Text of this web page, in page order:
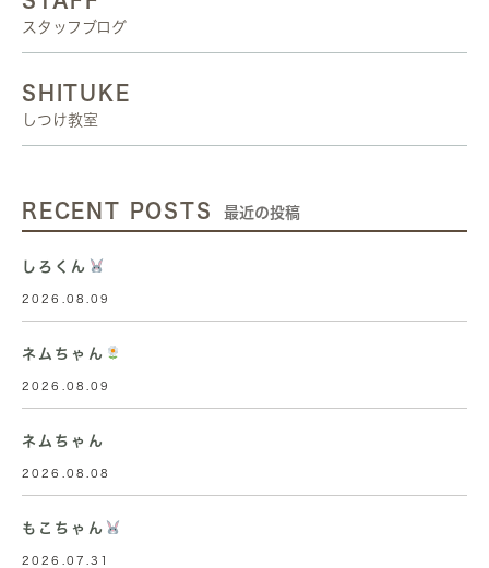
スタッフブログ
SHITUKE
しつけ教室
RECENT POSTS 最近の投稿
しろくん
2026.08.09
ネムちゃん
2026.08.09
ネムちゃん
2026.08.08
もこちゃん
2026.07.31